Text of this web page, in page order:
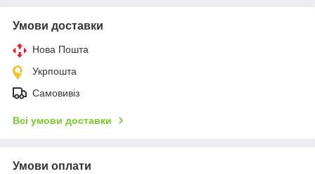
Умови доставки
Нова Пошта
Укрпошта
Самовивіз
Всі умови доставки
Умови оплати